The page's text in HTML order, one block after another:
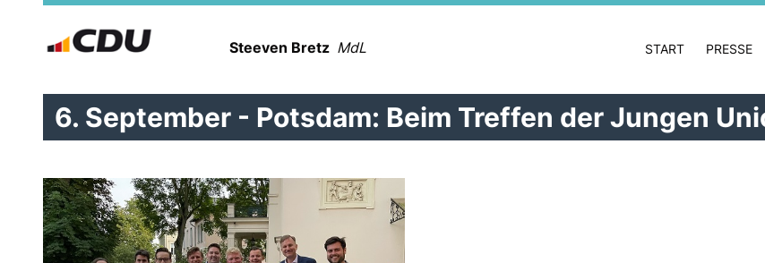
Steeven Bretz MdL START PRESSE
6. September - Potsdam: Beim Treffen der Jungen